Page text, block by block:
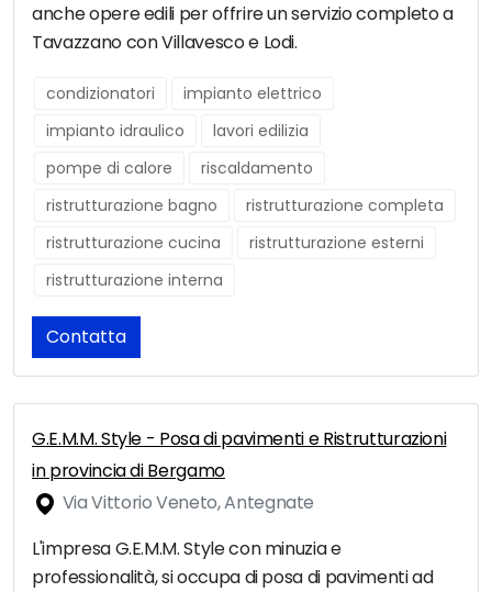
anche opere edili per offrire un servizio completo a
Tavazzano con Villavesco e Lodi.
condizionatori
impianto elettrico
impianto idraulico
lavori edilizia
pompe di calore
riscaldamento
ristrutturazione bagno
ristrutturazione completa
ristrutturazione cucina
ristrutturazione esterni
ristrutturazione interna
Contatta
G.E.M.M. Style - Posa di pavimenti e Ristrutturazioni
in provincia di Bergamo
Via Vittorio Veneto, Antegnate
L'impresa G.E.M.M. Style con minuzia e
professionalità, si occupa di posa di pavimenti ad